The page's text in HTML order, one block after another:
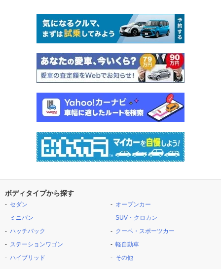
ボディタイプから探す
セダン
ミニバン
ハッチバック
ステーションワゴン
ハイブリッド
オープンカー
SUV・クロカン
クーペ・スポーツカー
軽自動車
その他